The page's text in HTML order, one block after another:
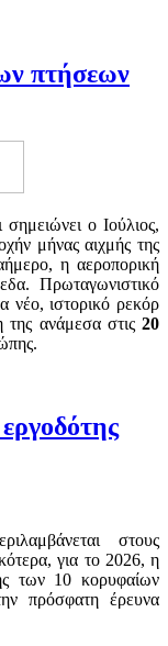
πτήσεων
ο Ιούλιος,
μήνας αιχμής της
η αεροπορική
Πρωταγωνιστικό
νέο, ιστορικό ρεκόρ
ανάμεσα στις 20
στους
για το 2026, η
των 10 κορυφαίων
πρόσφατη έρευνα